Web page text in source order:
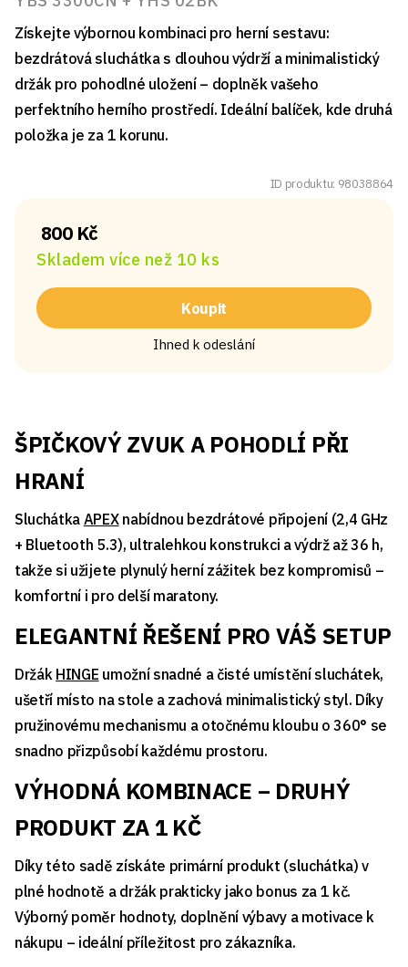
Získejte výbornou kombinaci pro herní sestavu:
bezdrátová sluchátka s dlouhou výdrží a minimalistický
držák pro pohodlné uložení – doplněk vašeho
perfektního herního prostředí. Ideální balíček, kde druhá
položka je za 1 korunu.
ID produktu: 98038864
800 Kč
Skladem více než 10 ks
Koupit
Ihned k odeslání
ŠPIČKOVÝ ZVUK A POHODLÍ PŘI
HRANÍ
Sluchátka APEXnabídnou bezdrátové připojení (2,4 GHz
+ Bluetooth 5.3), ultralehkou konstrukci a výdrž až 36 h,
takže si užijete plynulý herní zážitek bez kompromisů –
komfortní i pro delší maratony.
ELEGANTNÍ ŘEŠENÍ PRO VÁŠ SETUP
Držák HINGE umožní snadné a čisté umístění sluchátek,
ušetří místo na stole a zachová minimalistický styl. Díky
pružinovému mechanismu a otočnému kloubu o 360° se
snadno přizpůsobí každému prostoru.
VÝHODNÁ KOMBINACE – DRUHÝ
PRODUKT ZA 1 KČ
Díky této sadě získáte primární produkt (sluchátka) v
plné hodnotě a držák prakticky jako bonus za 1 kč.
Výborný poměr hodnoty, doplnění výbavy a motivace k
nákupu – ideální příležitost pro zákazníka.